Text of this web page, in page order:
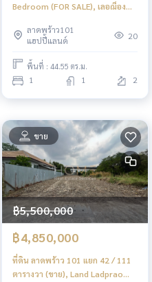
Bedroom (FOR SALE), เลอฌ็อง
(ขาย) JSMN274
ลาดพร้าว101
แฮปปี้แลนด์
20
พื้นที่ : 44.55 ตร.ม.
1 1 2
ขาย
฿5,500,000
฿4,850,000
ที่ดิน ลาดพร้าว 101 แยก 42 / 111
ตารางวา (ขาย), Land Ladprao